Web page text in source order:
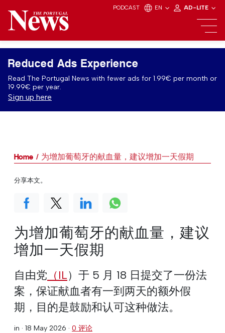
PODCAST EN AD-LITE
Reduced Ads Experience
Read The Portugal News with fewer ads for 1.99€ per month or
19.99€ per year.
Sign up here
Home 为增加葡萄牙的献血量，建议增加一天假期
为增加葡萄牙的献血量，建议
增加一天假期
自由党 （IL）于 5 月 18 日提交了一份法
案，保证献血者有一到两天的额外假
期，目的是鼓励和认可这种做法。
in · 18 May 2026 · 0 评论
分享本文。